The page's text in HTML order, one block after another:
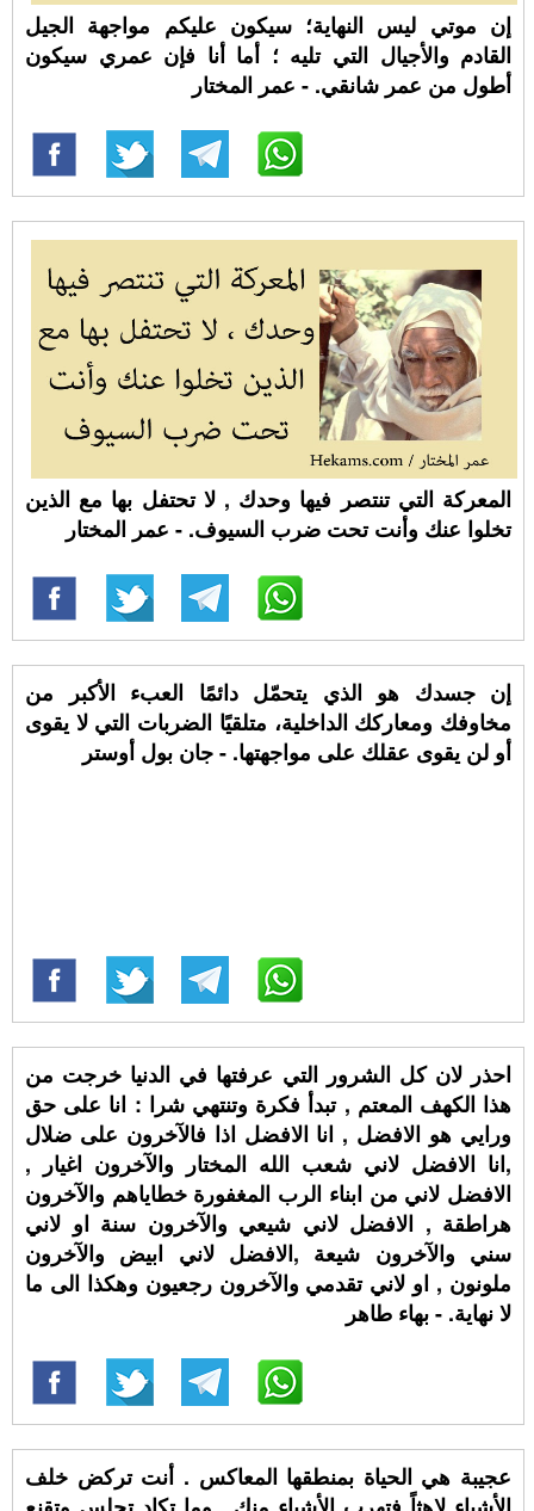
إن موتي ليس النهاية؛ سيكون عليكم مواجهة الجيل
القادم والأجيال التي تليه ؛ أما أنا فإن عمري سيكون
أطول من عمر شانقي. - عمر المختار
المعركة التي تنتصر فيها وحدك , لا تحتفل بها مع الذين
تخلوا عنك وأنت تحت ضرب السيوف. - عمر المختار
‏إن جسدك هو الذي يتحمّل دائمًا العبء الأكبر من
مخاوفك ومعاركك الداخلية، متلقيًا الضربات التي لا يقوى
أو لن يقوى عقلك على مواجهتها. - جان بول أوستر
احذر لان كل الشرور التي عرفتها في الدنيا خرجت من
هذا الكهف المعتم , تبدأ فكرة وتنتهي شرا : انا على حق
ورايي هو الافضل , انا الافضل اذا فالآخرون على ضلال
,انا الافضل لاني شعب الله المختار والآخرون اغيار ,
الافضل لاني من ابناء الرب المغفورة خطاياهم والآخرون
هراطقة , الافضل لاني شيعي والآخرون سنة او لاني
سني والآخرون شيعة ,الافضل لاني ابيض والآخرون
ملونون , او لاني تقدمي والآخرون رجعيون وهكذا الى ما
لا نهاية. - بهاء طاهر
عجيبة هي الحياة بمنطقها المعاكس . أنت تركض خلف